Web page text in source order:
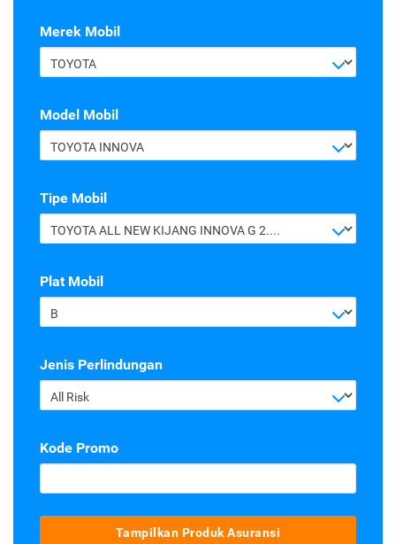
Merek Mobil
TOYOTA
Model Mobil
TOYOTA INNOVA
Tipe Mobil
TOYOTA ALL NEW KIJANG INNOVA G 2.4 A/T DIESEL
Plat Mobil
B
Jenis Perlindungan
All Risk
Kode Promo
Tampilkan Produk Asuransi